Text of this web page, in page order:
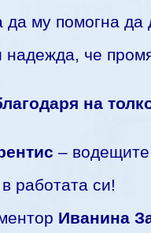
му помогна да
че
на
– водещите
работата си!
Иванина